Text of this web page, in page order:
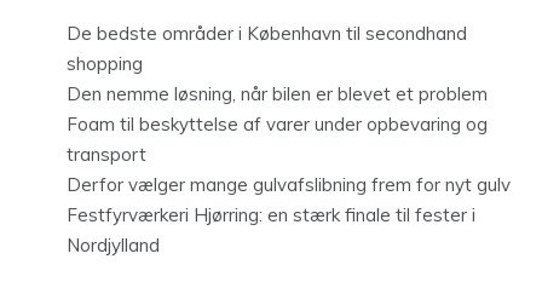
De bedste områder i København til secondhand
shopping
Den nemme løsning, når bilen er blevet et problem
Foam til beskyttelse af varer under opbevaring og
transport
Derfor vælger mange gulvafslibning frem for nyt gulv
Festfyrværkeri Hjørring: en stærk finale til fester i
Nordjylland